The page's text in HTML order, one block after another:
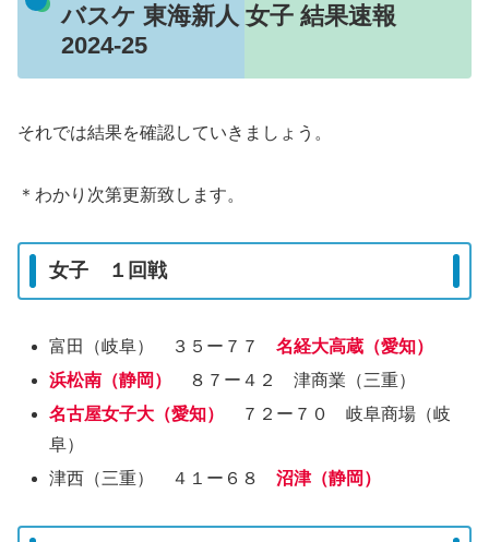
バスケ 東海新人 女子 結果速報
2024-25
それでは結果を確認していきましょう。
＊わかり次第更新致します。
女子 １回戦
富田（岐阜） ３５ー７７名経大高蔵（愛知）
浜松南（静岡）
８７ー４２ 津商業（三重）
名古屋女子大（愛知）
７２ー７０ 岐阜商場（岐
阜）
津西（三重） ４１ー６８沼津（静岡）